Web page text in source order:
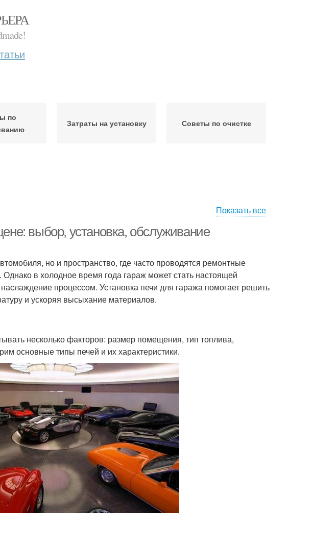
по
Затраты на установку Советы по очистке
Показать все
выбор, установка, обслуживание
но и пространство, где часто проводятся ремонтные
в холодное время года гараж может стать настоящей
процессом. Установка печи для гаража помогает решить
и ускоряя высыхание материалов.
несколько факторов: размер помещения, тип топлива,
основные типы печей и их характеристики.